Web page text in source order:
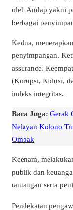
oleh Andap yakni
berbagai
Kedua,
penyimpangan.
assurance.
(Korupsi, Kolusi,
indeks integritas.
Baca Juga: Gerak
Nelayan Kolono
Ombak
Keenam,
publik dan
tantangan serta
Pendekatan